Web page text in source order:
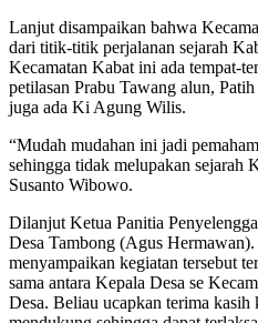
Lanjut disampaikan bahwa
dari titik-titik perjalanan sejarah
Kecamatan Kabat ini ada tempat-
petilasan Prabu Tawang alun,
juga ada Ki Agung Wilis.
“Mudah mudahan ini jadi
sehingga tidak melupakan sejarah
Susanto Wibowo.
Dilanjut Ketua Panitia
Desa Tambong (Agus
menyampaikan kegiatan tersebut
sama antara Kepala Desa se
Desa. Beliau ucapkan terima kasih